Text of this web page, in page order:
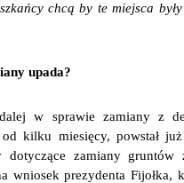
chcą by te miejsca
upada?
w sprawie zamiany z
kilku miesięcy, powstał
dotyczące zamiany
wniosek prezydenta Fijołka,